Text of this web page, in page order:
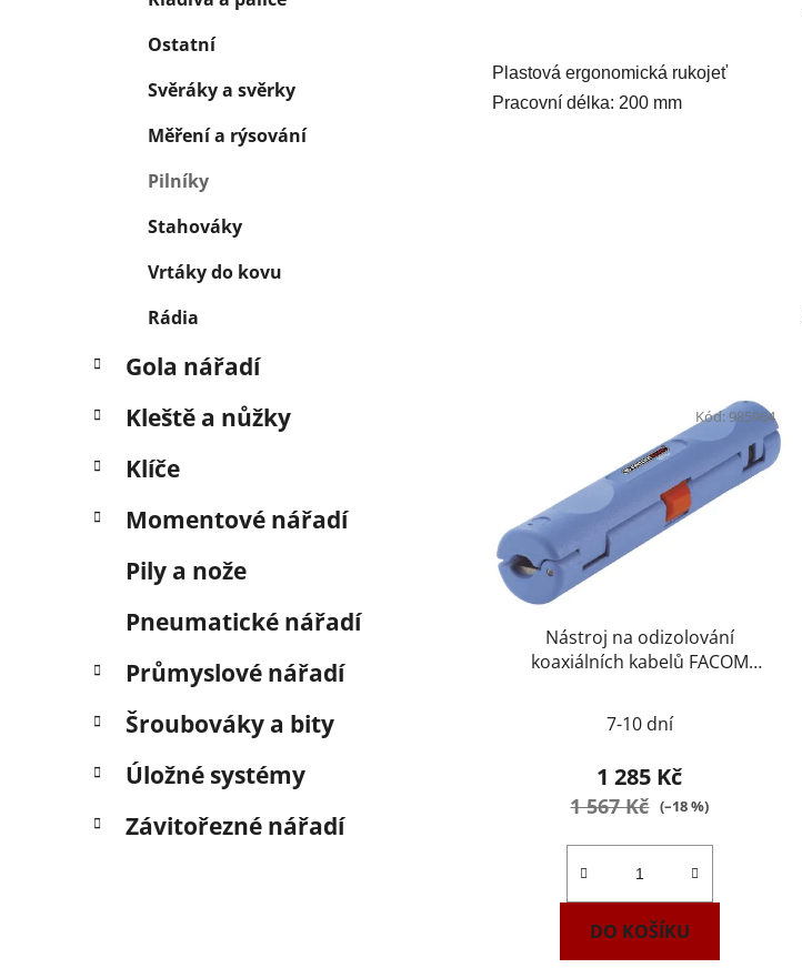
Ostatní
Svěráky a svěrky
Měření a rýsování
Pilníky
Stahováky
Vrtáky do kovu
Rádia
Gola nářadí
Kleště a nůžky
Klíče
Momentové nářadí
Pily a nože
Pneumatické nářadí
Průmyslové nářadí
Šroubováky a bity
Úložné systémy
Závitořezné nářadí
Plastová ergonomická rukojeť
Pracovní délka: 200 mm
Nástroj na odizolování
koaxiálních kabelů FACOM
7-10 dní
1 285 Kč
1 567 Kč (–18 %)
DO KOŠÍKU
Kód:985964